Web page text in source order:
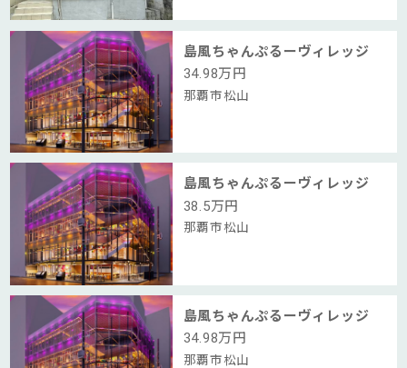
島風ちゃんぷるーヴィレッジ
34.98万円
那覇市松山
島風ちゃんぷるーヴィレッジ
38.5万円
那覇市松山
島風ちゃんぷるーヴィレッジ
34.98万円
那覇市松山